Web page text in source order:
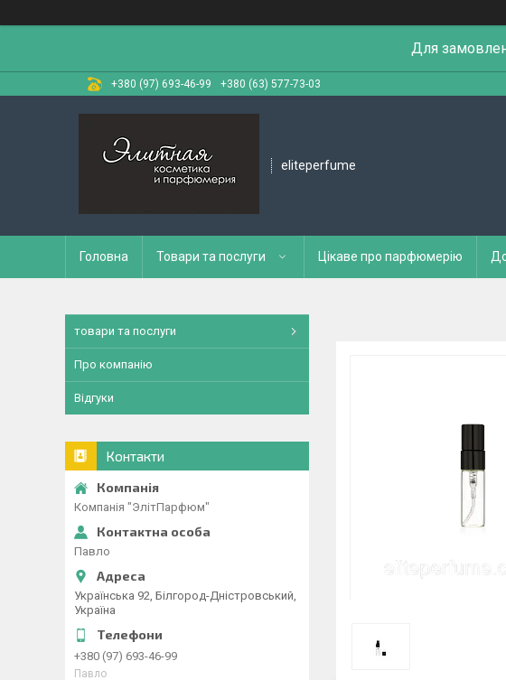
Для
+380 (97) 693-46-99 +380 (63) 577-73-03
eliteperfume
Головна Товари та послуги Цікаве про парфюмерію
товари та послуги
Про компанію
Відгуки
Контакти
Компанія "ЭлітПарфюм"
Павло
Українська 92, Білгород-Дністровський,
Україна
+380 (97) 693-46-99
Павло